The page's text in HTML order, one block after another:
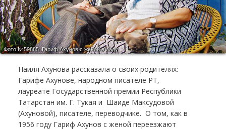
Фото №59885.Гариф Ахунов с женой в саду
Наиля Ахунова рассказала о своих родителях:
Гарифе Ахунове, народном писателе РT,
лауреате Государственной премии Республики
Татарстан им. Г. Тукая и Шаиде Максудовой
(Ахуновой), писателе, переводчике. О том, как в
1956 году Гариф Ахунов с женой переезжают